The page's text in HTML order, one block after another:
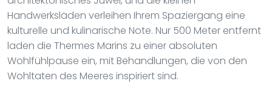
Handwerksläden verleihen Ihrem Spaziergang eine
kulturelle und kulinarische Note. Nur 500 Meter entfernt
laden die Thermes Marins zu einer absoluten
Wohlfühlpause ein, mit Behandlungen, die von den
Wohltaten des Meeres inspiriert sind.